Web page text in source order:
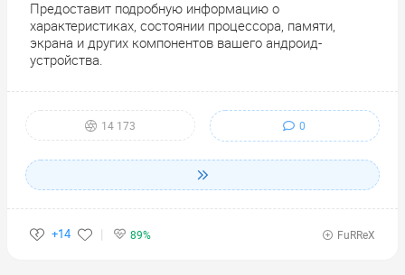
Предоставит подробную информацию о
характеристиках, состоянии процессора, памяти,
экрана и других компонентов вашего андроид-
устройства.
14 173 0
+14 89% FuRReX